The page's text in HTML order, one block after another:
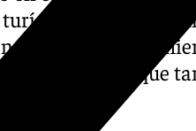
turísticas
el que el
y el spot que